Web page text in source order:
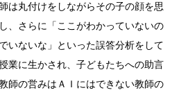
は丸付けをしながらその子の顔を思
、さらに「ここがわかっていないの
いないな」といった誤答分析をして
業に生かされ、子どもたちへの助言
師の営みはＡＩにはできない教師の